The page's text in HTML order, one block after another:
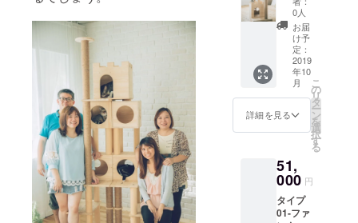
（10cm
*1.8cm
）２枚
そのほ
か
（ネ
ジ）1
パック
・日本
日本へ
発送す
る際に
関税が
発生す
（30cm
*30cm*
30cm）
1個 柱
（30cm
*7cm）
３本 柱
(小)
（15cm
板
（50cm
*30cm*
1.8cm
）1枚
暮らす
小さな
王様、
充実し
た日々
ベース
（50cm
*50cm*
3.6cm
）１枚
柱
*7cm）
1本 麻
紐柱
（30cm
*7.5cm
0人
お届
け予
定：
2019
年10
月
詳細を見る
こ
の
リ
タ
ー
ン
を
選
択
す
る
51,
000 円
タイプ
01-ファ